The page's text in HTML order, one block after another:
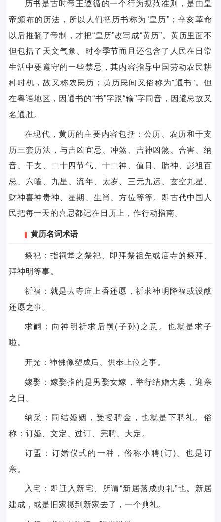
历书是古时帝王遵循的一个行为规范准则，是由皇
帝颁布的历法，所以人们把历书称为“皇历”；辛亥革命
以后推翻了帝制，才把“皇历”改写成“黄历”。黄历里面不
但包括了天文气象、时令季节而且还包含了人民在日常
生活中要遵守的一些禁忌，其内容指导中国劳动农民耕
种时机，故又称农民历；黄历民间又俗称为“通书”。但
在粤语地区，因通书的“书”字跟“输”字同音，因避忌故又
名通胜。
在现代，黄历的主要内容包括：公历、农历和干支
历三套历法，与吉凶宜忌、冲煞、吉神凶煞、合害、纳
音、干支、二十四节气、十二神、值日、胎神、彭祖百
忌、六曜、九星、流年、太岁、三元九运、玄空九星、
财神喜神贵神、星期、生肖、方位等等。即古代中国人
民把每一天的喜忌都记在日历上，作行动指南。
黄历名词术语
祭祀：指祠堂之祭祀、即拜祭祖先或庙寺的祭拜、
拜神明等事。
祈福：就是去寺庙上香还愿，祈求神明降福或设醮
还愿之事。
求嗣：向神明祈求后嗣(子孙)之意。也就是求子
啦。
开光：神佛像塑成后、供奉上位之事。
嫁娶：嫁娶指的是男娶女嫁，举行结婚大典，迎亲
之日。
纳采：同结婚姻，受授聘金，也就是下聘礼。俗
称：订婚、文定、过订、完聘、大定。
订盟：订婚仪式的一种，俗称小聘(订)。也是订
亲。
入宅：即迁入新宅、所谓“新居落成典礼”也。新居
建成，或是旧家搬到新家去了，一个典礼。